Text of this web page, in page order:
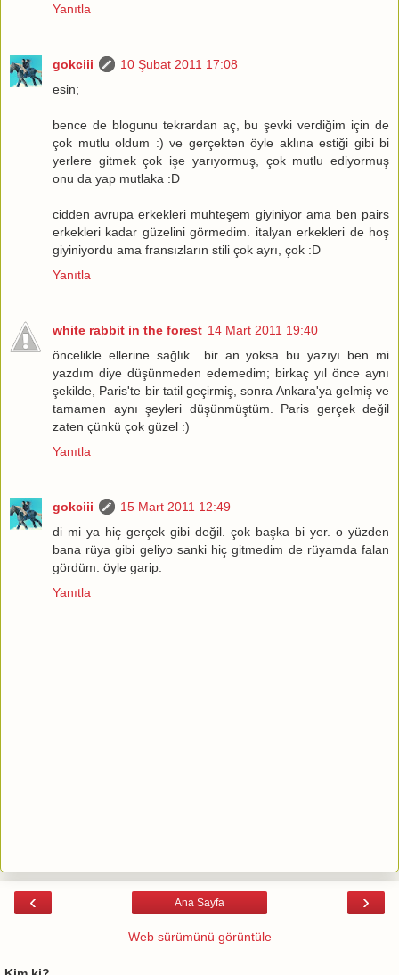
Yanıtla
gokciii
10 Şubat 2011 17:08
esin;
bence de blogunu tekrardan aç, bu şevki verdiğim için de
çok mutlu oldum :) ve gerçekten öyle aklına estiği gibi bi
yerlere gitmek çok işe yarıyormuş, çok mutlu ediyormuş
onu da yap mutlaka :D
cidden avrupa erkekleri muhteşem giyiniyor ama ben pairs
erkekleri kadar güzelini görmedim. italyan erkekleri de hoş
giyiniyordu ama fransızların stili çok ayrı, çok :D
Yanıtla
white rabbit in the forest 14 Mart 2011 19:40
öncelikle ellerine sağlık.. bir an yoksa bu yazıyı ben mi
yazdım diye düşünmeden edemedim; birkaç yıl önce aynı
şekilde, Paris'te bir tatil geçirmiş, sonra Ankara'ya gelmiş ve
tamamen aynı şeyleri düşünmüştüm. Paris gerçek değil
zaten çünkü çok güzel :)
Yanıtla
gokciii
15 Mart 2011 12:49
di mi ya hiç gerçek gibi değil. çok başka bi yer. o yüzden
bana rüya gibi geliyo sanki hiç gitmedim de rüyamda falan
gördüm. öyle garip.
Yanıtla
‹ ›
Ana Sayfa
Web sürümünü görüntüle